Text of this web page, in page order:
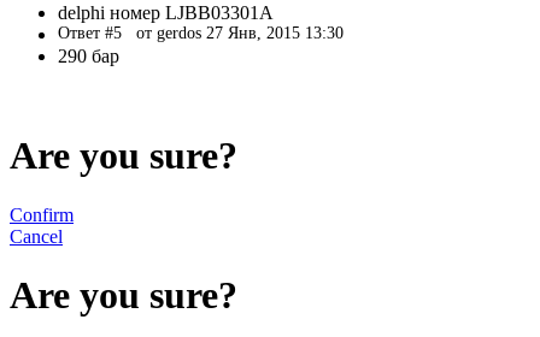
delphi номер LJBB03301A
Ответ #5 от gerdos 27 Янв, 2015 13:30
290 бар
Are you sure?
Confirm
Cancel
Are you sure?